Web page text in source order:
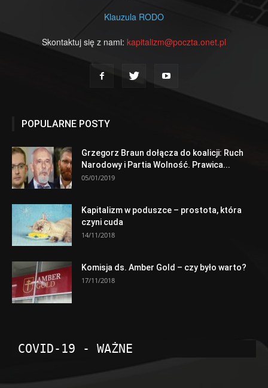
Klauzula RODO
Skontaktuj się z nami: kapitalizm@poczta.onet.pl
POPULARNE POSTY
Grzegorz Braun dołącza do koalicji: Ruch
Narodowy i Partia Wolność. Prawica...
05/01/2019
Kapitalizm w poduszce – prostota, która
czyni cuda
14/11/2018
Komisja ds. Amber Gold – czy było warto?
17/11/2018
COVID-19 - WAŻNE